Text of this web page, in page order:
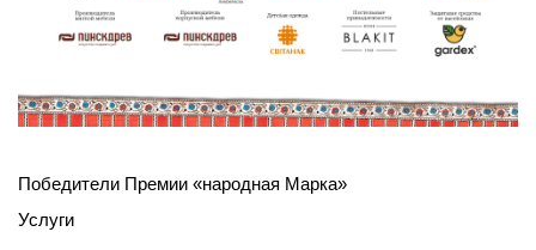
Победители Премии «народная Марка»
Услуги